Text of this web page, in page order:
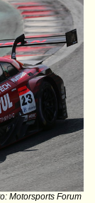
Motorsports Forum